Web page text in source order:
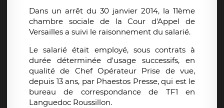
Dans un arrêt du 30 janvier 2014, la 11ème
chambre sociale de la Cour d'Appel de
Versailles a suivi le raisonnement du salarié.
Le salarié était employé, sous contrats à
durée déterminée d'usage successifs, en
qualité de Chef Opérateur Prise de vue,
depuis 13 ans, par Phaestos Presse, qui est le
bureau de correspondance de TF1 en
Languedoc Roussillon.